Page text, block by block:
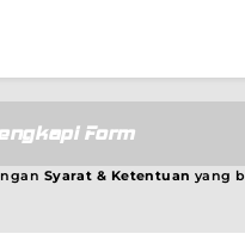
Form
Syarat & Ketentuan yang